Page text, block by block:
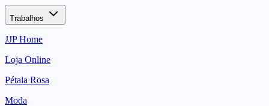
Trabalhos
JJP Home
Loja Online
Pétala Rosa
Moda